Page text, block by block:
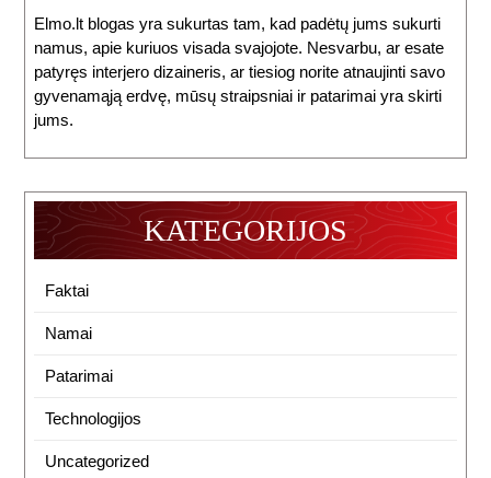
Elmo.lt blogas yra sukurtas tam, kad padėtų jums sukurti
namus, apie kuriuos visada svajojote. Nesvarbu, ar esate
patyręs interjero dizaineris, ar tiesiog norite atnaujinti savo
gyvenamąją erdvę, mūsų straipsniai ir patarimai yra skirti
jums.
KATEGORIJOS
Faktai
Namai
Patarimai
Technologijos
Uncategorized